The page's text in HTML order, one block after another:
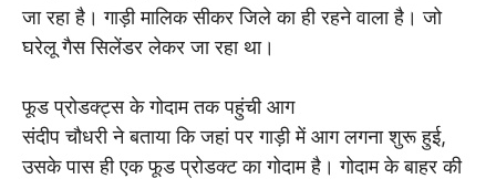
जा रहा है। गाड़ी मालिक सीकर जिले का ही रहने वाला है। जो
घरेलू गैस सिलेंडर लेकर जा रहा था।
फूड प्रोडक्ट्स के गोदाम तक पहुंची आग
संदीप चौधरी ने बताया कि जहां पर गाड़ी में आग लगना शुरू हुई,
उसके पास ही एक फूड प्रोडक्ट का गोदाम है। गोदाम के बाहर की